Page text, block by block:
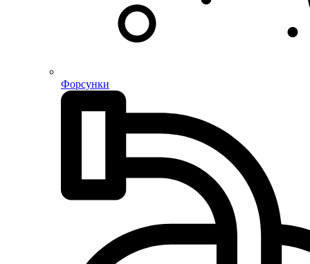
Форсунки